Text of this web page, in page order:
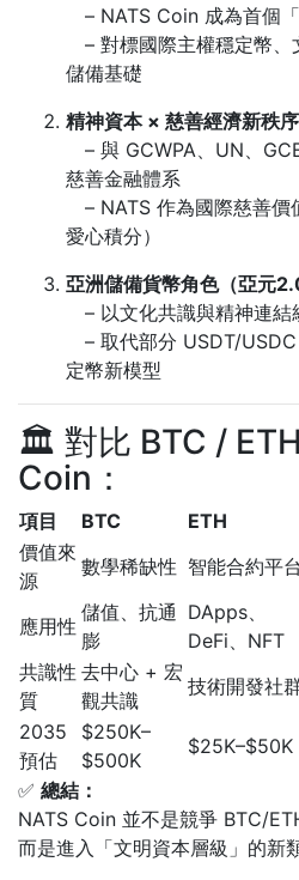
– NATS Coin 成為首個
– 對標國際主權穩定幣、
儲備基礎
精神資本 × 慈善經濟新秩序
– 與 GCWPA、UN、
慈善金融體系
– NATS 作為國際慈善價
愛心積分）
亞洲儲備貨幣角色（亞元
– 以文化共識與精神連結
– 取代部分 USDT/
定幣新模型
🏛 對比 BTC /
Coin：
項目 BTC ETH
價值來
源
數學稀缺性 智能合約平台
應用性
儲值、抗通
膨
DApps、
DeFi、NFT
共識性
質
去中心 + 宏
觀共識
技術開發社
2035
預估
$250K–
$500K
$25K–$50K
✅ 總結：
NATS Coin 並不是競爭 BTC/
而是進入「文明資本層級」的新